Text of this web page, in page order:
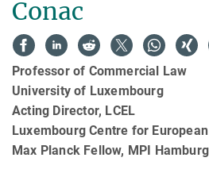
Conac
Professor of Commercial Law
University of Luxembourg
Acting Director, LCEL
Luxembourg Centre for
Max Planck Fellow, MPI Hamburg